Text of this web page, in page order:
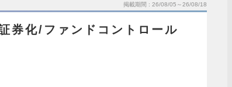
掲載期間 26/08/05～26/08/18
券化/ファンドコントロール